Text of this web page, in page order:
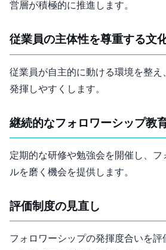
営層が積極的に推進します。
従業員の主体性を尊重する文
従業員が自主的に動ける環境を整え
発揮しやすくします。
継続的なフォロワーシップ教
定期的な研修や勉強会を開催し、フ
ルを磨く機会を提供します。
評価制度の見直し
フォロワーシップの発揮度合いを評